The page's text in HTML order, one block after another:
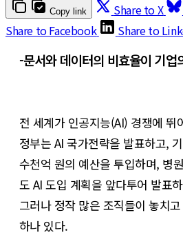
Copy link Share to X
Share to Facebook
Share to
-문서와 데이터의 비효율이 기업
전 세계가 인공지능(AI) 경쟁에 뛰
정부는 AI 국가전략을 발표하고,
수천억 원의 예산을 투입하며, 병
도 AI 도입 계획을 앞다투어 발표
그러나 정작 많은 조직들이 놓치
하나 있다.